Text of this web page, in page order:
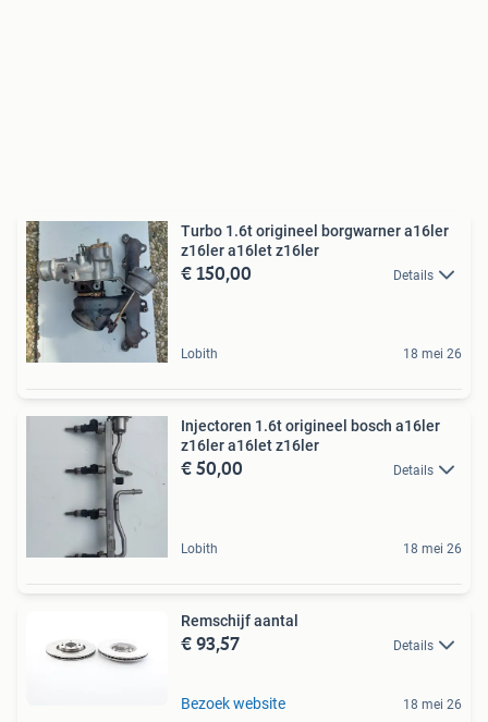
Turbo 1.6t origineel borgwarner a16ler
z16ler a16let z16ler
€ 150,00 Details
Lobith 18 mei 26
Injectoren 1.6t origineel bosch a16ler
z16ler a16let z16ler
€ 50,00 Details
Lobith 18 mei 26
Remschijf aantal
€ 93,57 Details
Bezoek website 18 mei 26